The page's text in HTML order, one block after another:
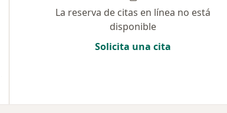
La reserva de citas en línea no está
disponible
Solicita una cita